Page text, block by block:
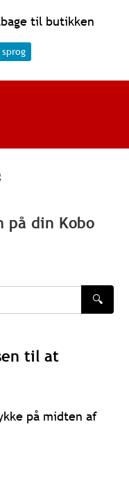
til butikken
på din Kobo
🔍
til at
på midten af